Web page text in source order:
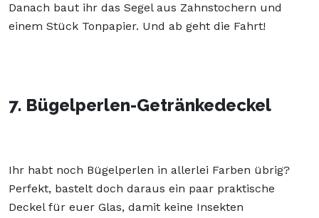
Danach baut ihr das Segel aus Zahnstochern und
einem Stück Tonpapier. Und ab geht die Fahrt!
7. Bügelperlen-Getränkedeckel
Ihr habt noch Bügelperlen in allerlei Farben übrig?
Perfekt, bastelt doch daraus ein paar praktische
Deckel für euer Glas, damit keine Insekten